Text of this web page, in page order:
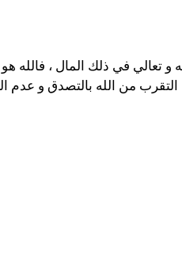
و تعالي في ذلك المال ، فالله
التقرب من الله بالتصدق و